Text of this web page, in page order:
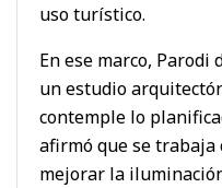
uso turístico.
En ese marco,
un estudio
contemple lo
afirmó que se trabaja
mejorar la